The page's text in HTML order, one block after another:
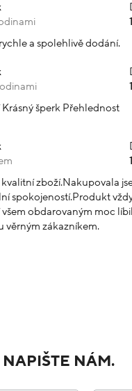
a spolehlivě dodání.
šperk Přehlednost
kvalitní zboží.Nakupovala
spokojeností.Produkt
všem obdarovaným moc
věrným zákazníkem.
NÁM.